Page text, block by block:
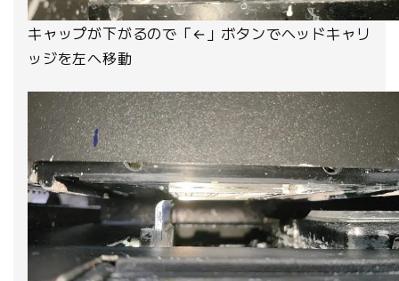
キャップが下がるので「←」ボタンでヘッドキャリ
ッジを左へ移動